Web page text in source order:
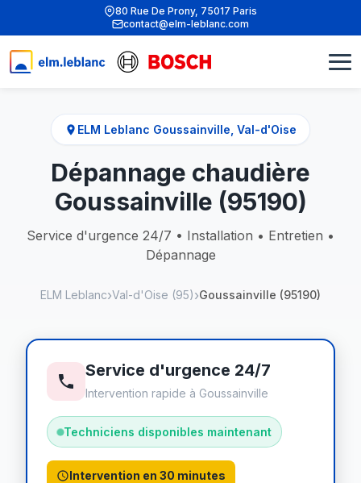
80 Rue De Prony, 75017 Paris
contact@elm-leblanc.com
ELM Leblanc Goussainville, Val-d'Oise
Dépannage chaudière
Goussainville (95190)
Service d'urgence 24/7 • Installation • Entretien •
Dépannage
ELM Leblanc Val-d'Oise (95) Goussainville (95190)
Service d'urgence 24/7
Intervention rapide à Goussainville
Techniciens disponibles maintenant
Intervention en 30 minutes